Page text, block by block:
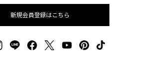
新規会員登録はこちら